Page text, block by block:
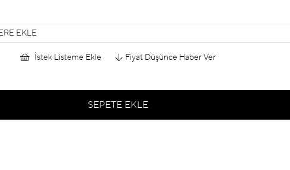
EKLE
İstek Listeme Ekle Fiyat Düşünce Haber Ver